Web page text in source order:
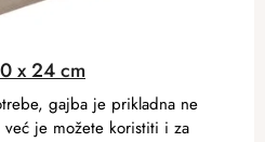
x 24 cm
gajba je prikladna ne
je možete koristiti i za